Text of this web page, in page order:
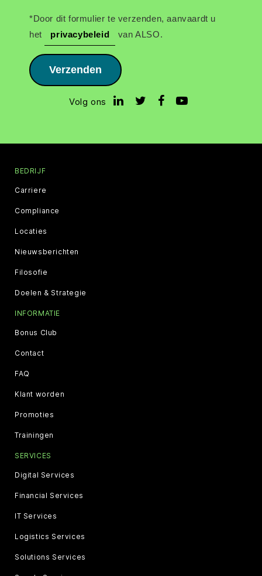
*Door dit formulier te verzenden, aanvaardt u
het
privacybeleid van ALSO.
Verzenden
Volg ons
BEDRIJF
Carriere
Compliance
Locaties
Nieuwsberichten
Filosofie
Doelen & Strategie
INFORMATIE
Bonus Club
Contact
FAQ
Klant worden
Promoties
Trainingen
SERVICES
Digital Services
Financial Services
IT Services
Logistics Services
Solutions Services